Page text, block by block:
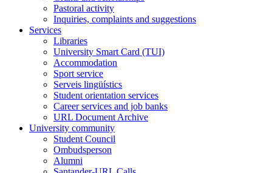
Pastoral activity
Inquiries, complaints and suggestions
Services
Libraries
University Smart Card (TUI)
Accommodation
Sport service
Serveis lingüístics
Student orientation services
Career services and job banks
URL Document Archive
University community
Student Council
Ombudsperson
Alumni